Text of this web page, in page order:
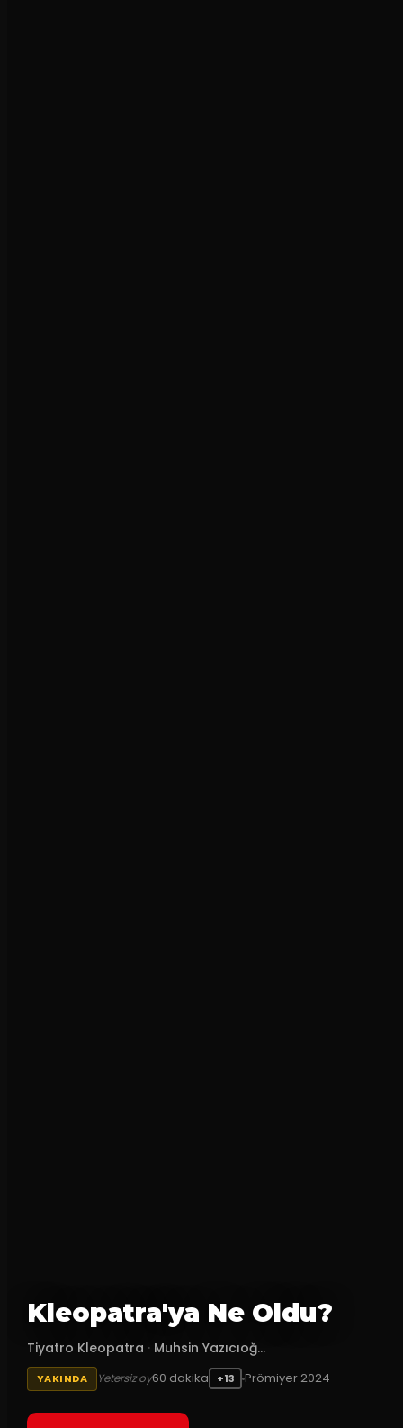
Kleopatra'ya Ne Oldu?
Tiyatro Kleopatra · Muhsin Yazıcıoğ...
YAKINDA Yetersiz oy60 dakika +13 Prömiyer 2024